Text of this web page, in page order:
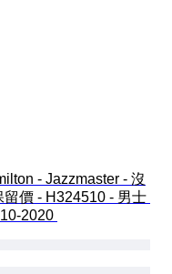
- Jazzmaster - 沒
留價 - H324510 - 男士
2020